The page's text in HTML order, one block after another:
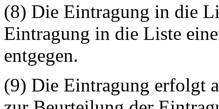
(8) Die Eintragung in die
Eintragung in die Liste
entgegen.
(9) Die Eintragung erfolgt